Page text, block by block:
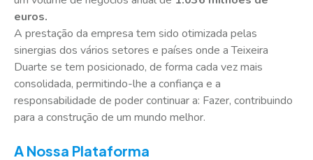
euros.
A prestação da empresa tem sido otimizada pelas
sinergias dos vários setores e países onde a Teixeira
Duarte se tem posicionado, de forma cada vez mais
consolidada, permitindo-lhe a confiança e a
responsabilidade de poder continuar a: Fazer, contribuindo
para a construção de um mundo melhor.
A Nossa Plataforma